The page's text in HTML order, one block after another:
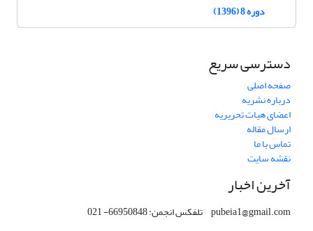
دوره 8 (1396)
دسترسی سریع
صفحه اصلی
درباره نشریه
اعضای هیات تحریریه
ارسال مقاله
تماس با ما
نقشه سایت
آخرین اخبار
pubeia1@gmail.com تلفکس انجمن: 66950848- 021